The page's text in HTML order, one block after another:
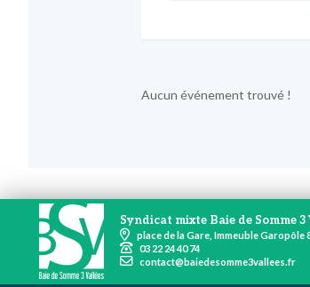
Aucun événement trouvé !
Syndicat mixte Baie de Somme 3
place de la Gare, Immeuble Garopôle
03 22 24 40 74
contact@baiedesomme3vallees.fr